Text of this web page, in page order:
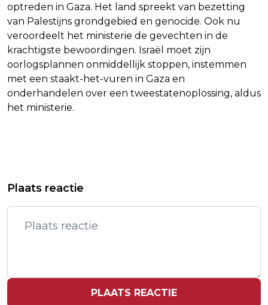
optreden in Gaza. Het land spreekt van bezetting
van Palestijns grondgebied en genocide. Ook nu
veroordeelt het ministerie de gevechten in de
krachtigste bewoordingen. Israël moet zijn
oorlogsplannen onmiddellijk stoppen, instemmen
met een staakt-het-vuren in Gaza en
onderhandelen over een tweestatenoplossing, aldus
het ministerie.
GEBIED ZUID-SPANJE ONDER
OOK EMIRATES VERBIEDT HET
GEBRUIK VAN POWERBANKS AAN
BOORD
Plaats reactie
PLAATS REACTIE